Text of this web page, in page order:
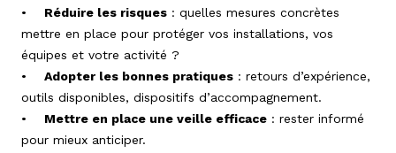
• Réduire les risques : quelles mesures concrètes
mettre en place pour protéger vos installations, vos
équipes et votre activité ?
• Adopter les bonnes pratiques : retours d’expérience,
outils disponibles, dispositifs d’accompagnement.
• Mettre en place une veille efficace : rester informé
pour mieux anticiper.